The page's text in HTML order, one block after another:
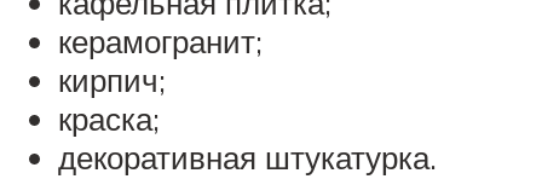
керамогранит;
кирпич;
краска;
декоративная штукатурка.